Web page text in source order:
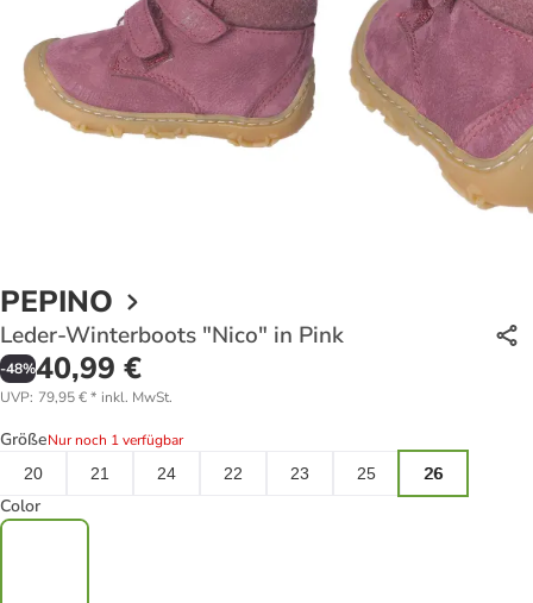
PEPINO
Leder-Winterboots "Nico" in Pink
-48%40,99 €
UVP: 79,95 €* inkl. MwSt.
GrößeNur noch 1 verfügbar
20
21 24 22 23 25 26
Color